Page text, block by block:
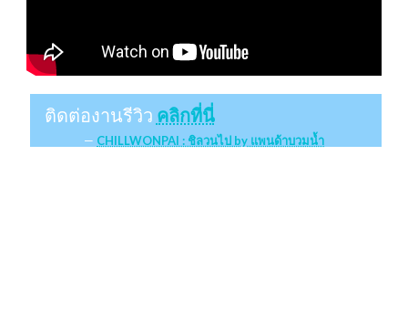
ติดต่องานรีวิว คลิกที่นี่
CHILLWONPAI : ชิลวนไป by แพนด้าบวมน้ำ